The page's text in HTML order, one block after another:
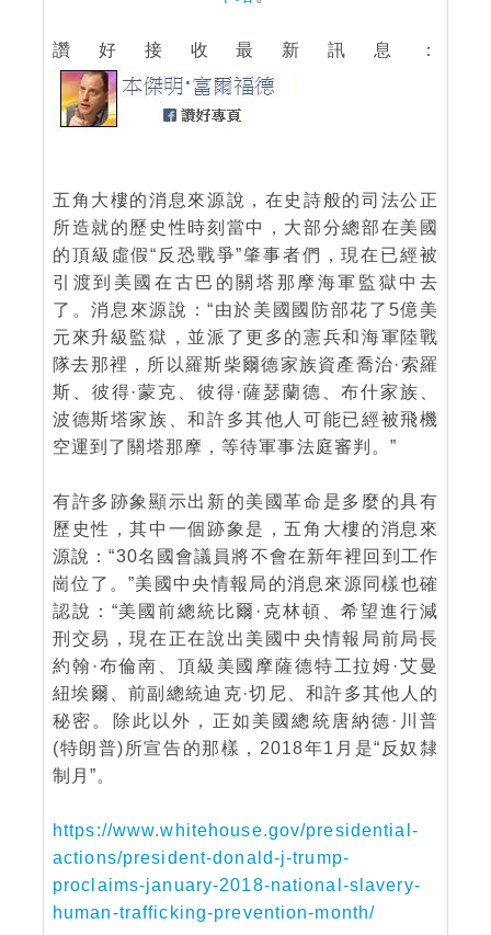
讚好接收最新訊息：
五角大樓的消息來源說，在史詩般的司法公正
所造就的歷史性時刻當中，大部分總部在美國
的頂級虛假“反恐戰爭”肇事者們，現在已經被
引渡到美國在古巴的關塔那摩海軍監獄中去
了。消息來源說：“由於美國國防部花了5億美
元來升級監獄，並派了更多的憲兵和海軍陸戰
隊去那裡，所以羅斯柴爾德家族資產喬治·索羅
斯、彼得·蒙克、彼得·薩瑟蘭德、布什家族、
波德斯塔家族、和許多其他人可能已經被飛機
空運到了關塔那摩，等待軍事法庭審判。”
有許多跡象顯示出新的美國革命是多麼的具有
歷史性，其中一個跡象是，五角大樓的消息來
源說：“30名國會議員將不會在新年裡回到工作
崗位了。”美國中央情報局的消息來源同樣也確
認說：“美國前總統比爾·克林頓、希望進行減
刑交易，現在正在說出美國中央情報局前局長
約翰·布倫南、頂級美國摩薩德特工拉姆·艾曼
紐埃爾、前副總統迪克·切尼、和許多其他人的
秘密。除此以外，正如美國總統唐納德·川普
(特朗普)所宣告的那樣，2018年1月是“反奴隸
制月”。
https://www.whitehouse.gov/presidential-
actions/president-donald-j-trump-
proclaims-january-2018-national-slavery-
human-trafficking-prevention-month/